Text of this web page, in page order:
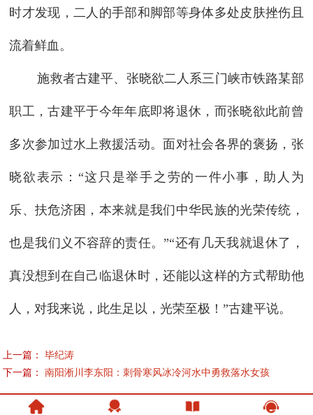
时才发现，二人的手部和脚部等身体多处皮肤挫伤且
流着鲜血。
施救者古建平、张晓欲二人系三门峡市铁路某部
职工，古建平于今年年底即将退休，而张晓欲此前曾
多次参加过水上救援活动。面对社会各界的褒扬，张
晓欲表示：“这只是举手之劳的一件小事，助人为
乐、扶危济困，本来就是我们中华民族的光荣传统，
也是我们义不容辞的责任。”“还有几天我就退休了，
真没想到在自己临退休时，还能以这样的方式帮助他
人，对我来说，此生足以，光荣至极！”古建平说。
上一篇：
毕纪涛
下一篇：
南阳淅川李东阳：刺骨寒风冰冷河水中勇救落水女孩